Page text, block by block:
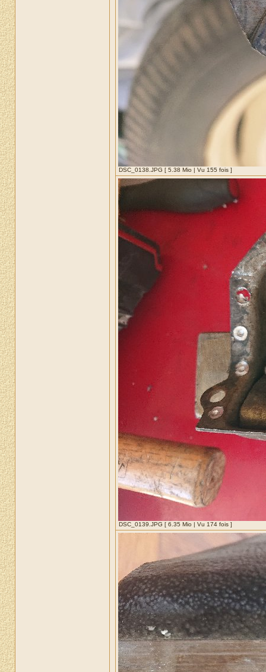
DSC_0138.JPG [ 5.38 Mio | Vu 155 fois ]
DSC_0139.JPG [ 6.35 Mio | Vu 174 fois ]